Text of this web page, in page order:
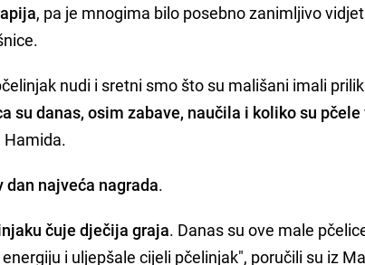
, pa je mnogima bilo posebno zanimljivo
nudi i sretni smo što su mališani imali
su danas, osim zabave, naučila i koliko su pčele
Hamida.
dan najveća nagrada.
čuje dječija graja. Danas su ove male
i uljepšale cijeli pčelinjak", poručili su iz